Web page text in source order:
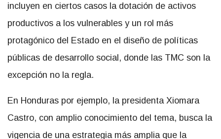
incluyen en ciertos casos la dotación de activos
productivos a los vulnerables y un rol más
protagónico del Estado en el diseño de políticas
públicas de desarrollo social, donde las TMC son la
excepción no la regla.
En Honduras por ejemplo, la presidenta Xiomara
Castro, con amplio conocimiento del tema, busca la
vigencia de una estrategia más amplia que la